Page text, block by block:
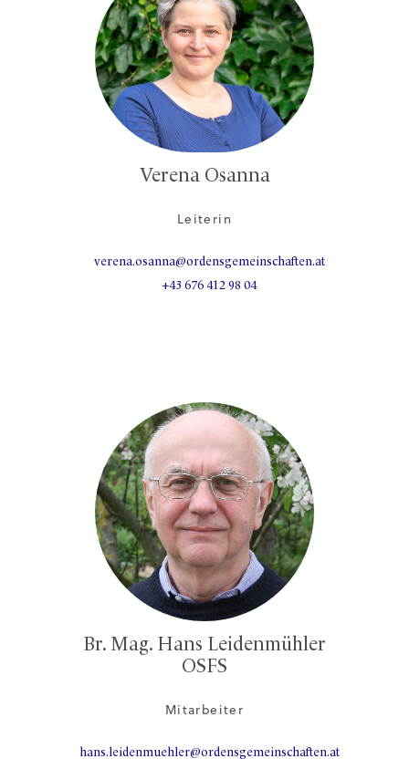
Verena Osanna
Leiterin
verena.osanna@ordensgemeinschaften.at
+43 676 412 98 04
Br. Mag. Hans Leidenmühler
OSFS
Mitarbeiter
hans.leidenmuehler@ordensgemeinschaften.at